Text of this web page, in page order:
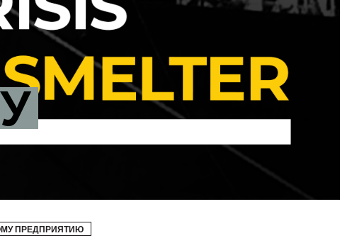
ПРЕДПРИЯТИЮ